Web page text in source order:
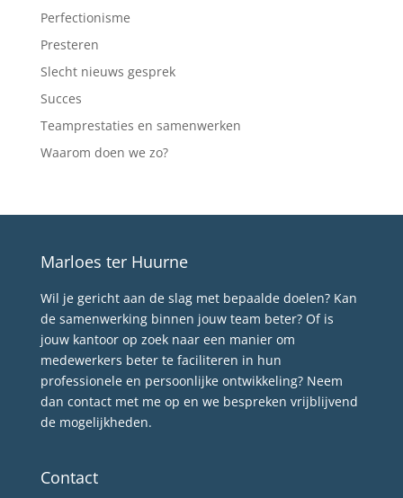
Perfectionisme
Presteren
Slecht nieuws gesprek
Succes
Teamprestaties en samenwerken
Waarom doen we zo?
Marloes ter Huurne
Wil je gericht aan de slag met bepaalde doelen? Kan
de samenwerking binnen jouw team beter? Of is
jouw kantoor op zoek naar een manier om
medewerkers beter te faciliteren in hun
professionele en persoonlijke ontwikkeling? Neem
dan contact met me op en we bespreken vrijblijvend
de mogelijkheden.
Contact